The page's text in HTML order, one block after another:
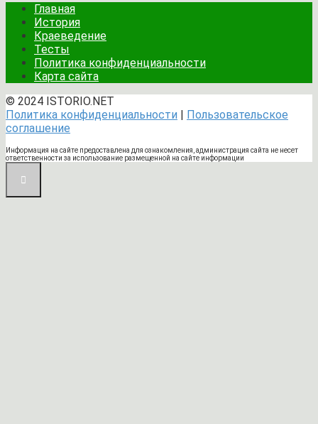
Главная
История
Краеведение
Тесты
Политика конфиденциальности
Карта сайта
© 2024 ISTORIO.NET
Политика конфиденциальности | Пользовательское
соглашение
Информация на сайте предоставлена для ознакомления, администрация сайта не несет
ответственности за использование размещенной на сайте информации